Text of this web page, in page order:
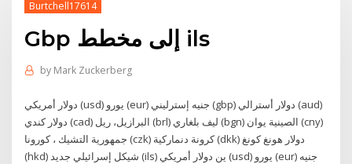
Burtchell17614
Gbp إلى مخطط ils
by Mark Zuckerberg
دولار أمريكي (usd) يورو (eur) جنيه إسترليني (gbp) دولار أسترالي (aud)
دولار كندي (cad) البرازيل، ريل (brl) ليف بلغاري (bgn) الصينية يوان (cny)
جمهورية التشيك ، كورونا (czk) كرونة دنماركية (dkk) دولار هونغ كونغ
(hkd) شيكل إسرائيلي جديد (ils) ين دولار أمريكي (usd) يورو (eur) جنيه